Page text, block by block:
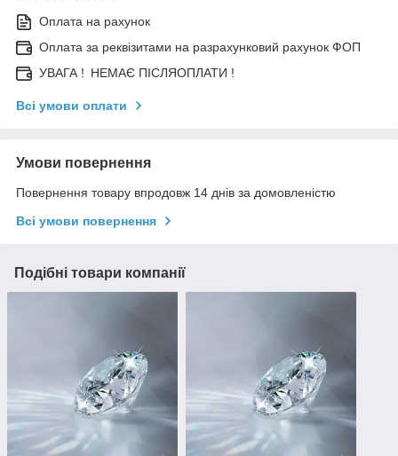
Оплата на рахунок
Оплата за реквізитами на разрахунковий рахунок ФОП
УВАГА ! НЕМАЄ ПІСЛЯОПЛАТИ !
Всі умови оплати
Умови повернення
Повернення товару впродовж 14 днів за домовленістю
Всі умови повернення
Подібні товари компанії